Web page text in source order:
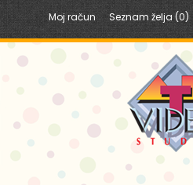
Moj račun Seznam želja (0)